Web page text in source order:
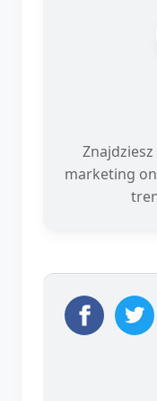
marketing